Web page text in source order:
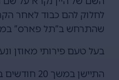
לחלוק להם כבוד לאחר
שהתרחש ב”תל פארס”
בעל טעם פירותי מאוזן
התיישן במשך 20 חודשים בתוך חביות עץ אלון צרפתיות.